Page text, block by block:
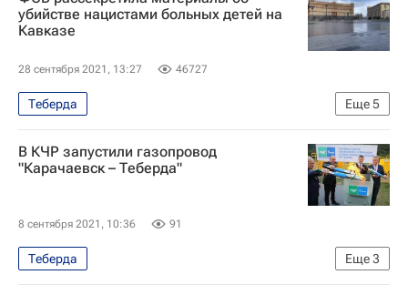
убийстве нацистами больных детей на
Кавказе
28 сентября 2021, 13:27 46727
Еще5
Теберда
Федеральная служба безопасности РФ (ФСБ России)
Великая Отечественная война (1941-1945)
Без срока давности
В КЧР запустили газопровод
"Карачаевск – Теберда"
8 сентября 2021, 10:36 91
Еще3
Теберда
Карачаево-Черкесская Республика